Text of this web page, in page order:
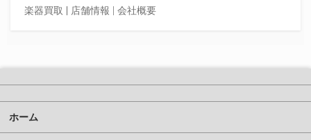
楽器買取 | 店舗情報 | 会社概要
ホーム